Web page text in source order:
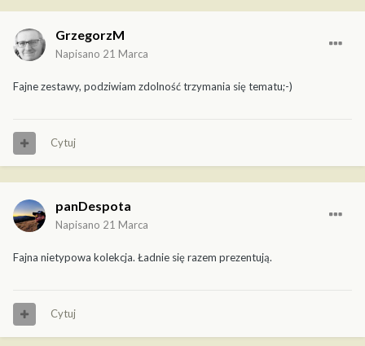
GrzegorzM
Napisano 21 Marca
Fajne zestawy, podziwiam zdolność trzymania się tematu;-)
Cytuj
panDespota
Napisano 21 Marca
Fajna nietypowa kolekcja. Ładnie się razem prezentują.
Cytuj